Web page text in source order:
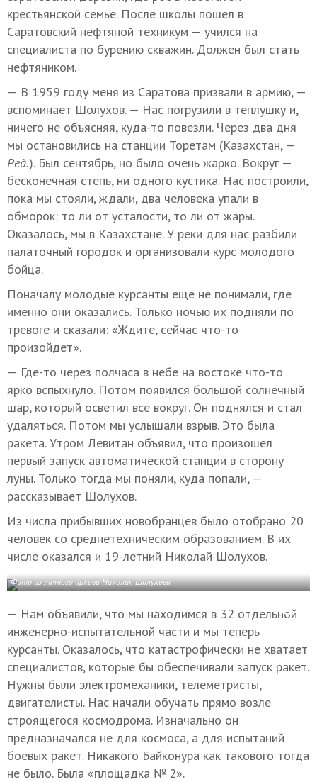
крестьянской семье. После школы пошел в
Саратовский нефтяной техникум — учился на
специалиста по бурению скважин. Должен был стать
нефтяником.
— В 1959 году меня из Саратова призвали в армию, —
вспоминает Шолухов. — Нас погрузили в теплушку и,
ничего не объясняя, куда-то повезли. Через два дня
мы остановились на станции Торетам (Казахстан, —
Ред.). Был сентябрь, но было очень жарко. Вокруг —
бесконечная степь, ни одного кустика. Нас построили,
пока мы стояли, ждали, два человека упали в
обморок: то ли от усталости, то ли от жары.
Оказалось, мы в Казахстане. У реки для нас разбили
палаточный городок и организовали курс молодого
бойца.
Поначалу молодые курсанты еще не понимали, где
именно они оказались. Только ночью их подняли по
тревоге и сказали: «Ждите, сейчас что-то
произойдет».
— Где-то через полчаса в небе на востоке что-то
ярко вспыхнуло. Потом появился большой солнечный
шар, который осветил все вокруг. Он поднялся и стал
удаляться. Потом мы услышали взрыв. Это была
ракета. Утром Левитан объявил, что произошел
первый запуск автоматической станции в сторону
луны. Только тогда мы поняли, куда попали, —
рассказывает Шолухов.
Из числа прибывших новобранцев было отобрано 20
человек со среднетехническим образованием. В их
числе оказался и 19-летний Николай Шолухов.
Фото из личного архива Николая Шолухова
— Нам объявили, что мы находимся в 32 отдельной
инженерно-испытательной части и мы теперь
курсанты. Оказалось, что катастрофически не хватает
специалистов, которые бы обеспечивали запуск ракет.
Нужны были электромеханики, телеметристы,
двигателисты. Нас начали обучать прямо возле
строящегося космодрома. Изначально он
предназначался не для космоса, а для испытаний
боевых ракет. Никакого Байконура как такового тогда
не было. Была «площадка № 2».